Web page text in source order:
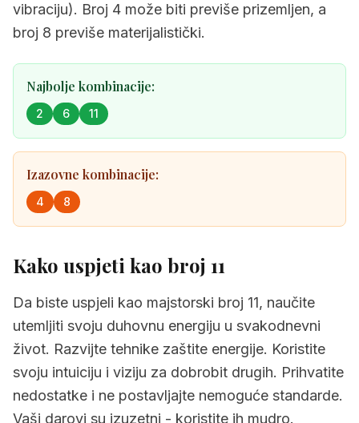
vibraciju). Broj 4 može biti previše prizemljen, a
broj 8 previše materijalistički.
Najbolje kombinacije:
2 6 11
Izazovne kombinacije:
4 8
Kako uspjeti kao broj 11
Da biste uspjeli kao majstorski broj 11, naučite
utemljiti svoju duhovnu energiju u svakodnevni
život. Razvijte tehnike zaštite energije. Koristite
svoju intuiciju i viziju za dobrobit drugih. Prihvatite
nedostatke i ne postavljajte nemoguće standarde.
Vaši darovi su izuzetni - koristite ih mudro.